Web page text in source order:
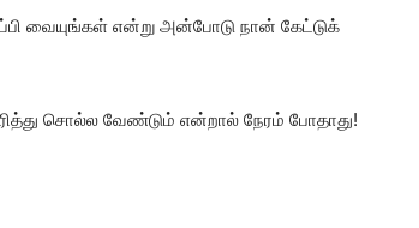
வையுங்கள் என்று அன்போடு நான் கேட்டுக்
சொல்ல வேண்டும் என்றால் நேரம் போதாது!